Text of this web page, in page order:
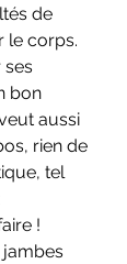
de
le corps.
ses
bon
aussi
rien de
tel
!
jambes